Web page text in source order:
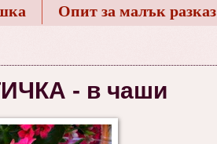
Опит за малък разказ
- в чаши